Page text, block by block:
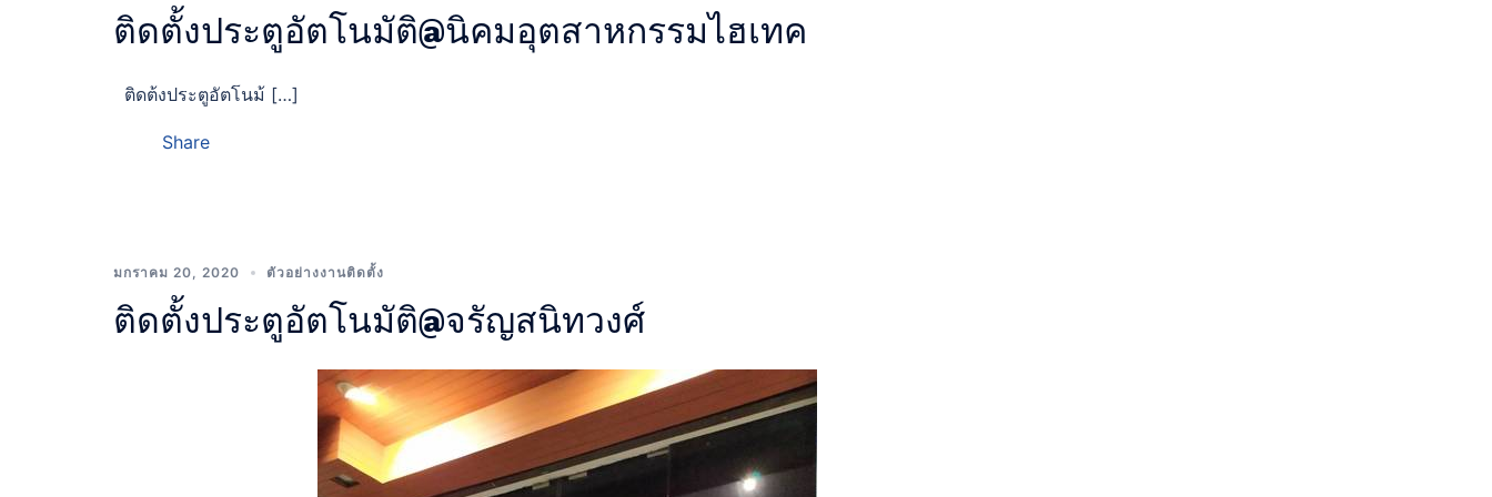
ติดตั้งประตูอัตโนมัติ@นิคมอุตสาหกรรมไฮเทค
ติดต้งประตูอัตโนม้ […]
Share
มกราคม 20, 2020 ตัวอย่างงานติดตั้ง
ติดตั้งประตูอัตโนมัติ@จรัญสนิทวงศ์